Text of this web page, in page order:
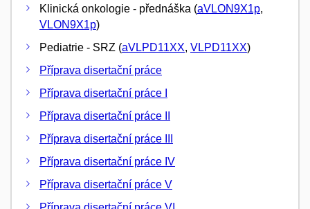
Klinická onkologie - přednáška (aVLON9X1p,
VLON9X1p)
Pediatrie - SRZ (aVLPD11XX, VLPD11XX)
Příprava disertační práce
Příprava disertační práce I
Příprava disertační práce II
Příprava disertační práce III
Příprava disertační práce IV
Příprava disertační práce V